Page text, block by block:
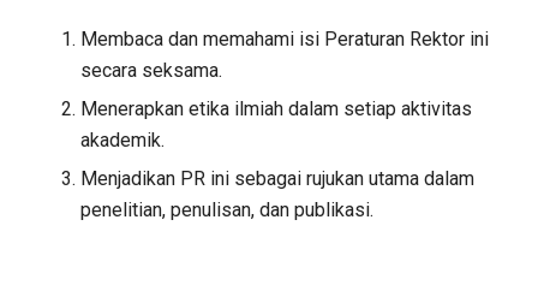
Membaca dan memahami isi Peraturan Rektor ini
secara seksama.
Menerapkan etika ilmiah dalam setiap aktivitas
akademik.
Menjadikan PR ini sebagai rujukan utama dalam
penelitian, penulisan, dan publikasi.